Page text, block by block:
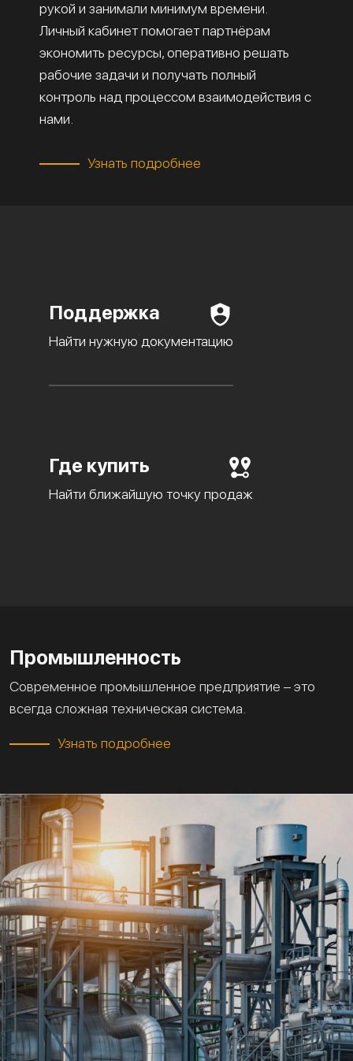
рукой и занимали минимум времени.
Личный кабинет помогает партнёрам
экономить ресурсы, оперативно решать
рабочие задачи и получать полный
контроль над процессом взаимодействия с
нами.
Узнать подробнее
Поддержка
Найти нужную документацию
Где купить
Найти ближайшую точку продаж
Промышленность
Современное промышленное предприятие – это
всегда сложная техническая система.
Узнать подробнее